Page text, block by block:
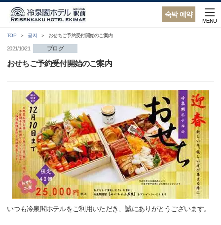
숙박 예약
MENU
TOP 공지 おせちご予約受付開始のご案内
2021/10/21 ブログ
おせちご予約受付開始のご案内
いつも冷泉閣ホテルをご利用いただき、誠にありがとうございます。